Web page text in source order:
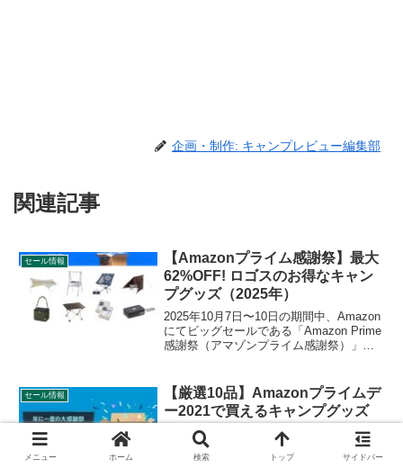
企画・制作: キャンプレビュー編集部
関連記事
セール情報
【Amazonプライム感謝祭】最大
62%OFF! ロゴスのお得なキャン
プグッズ（2025年）
2025年10月7日〜10日の期間中、Amazon
にてビッグセールである「Amazon Prime
感謝祭（アマゾンプライム感謝祭）」が
も、LOGOS（ロゴス）のキャ...
セール情報
【厳選10品】Amazonプライムデ
ー2021で買えるキャンプグッズ
Amazon（アマゾン）が年に一度開催する
プライム会員向けの大型セールPrime
Day（プライムデー）。プライム会員にな
メニュー ホーム 検索 トップ サイドバー